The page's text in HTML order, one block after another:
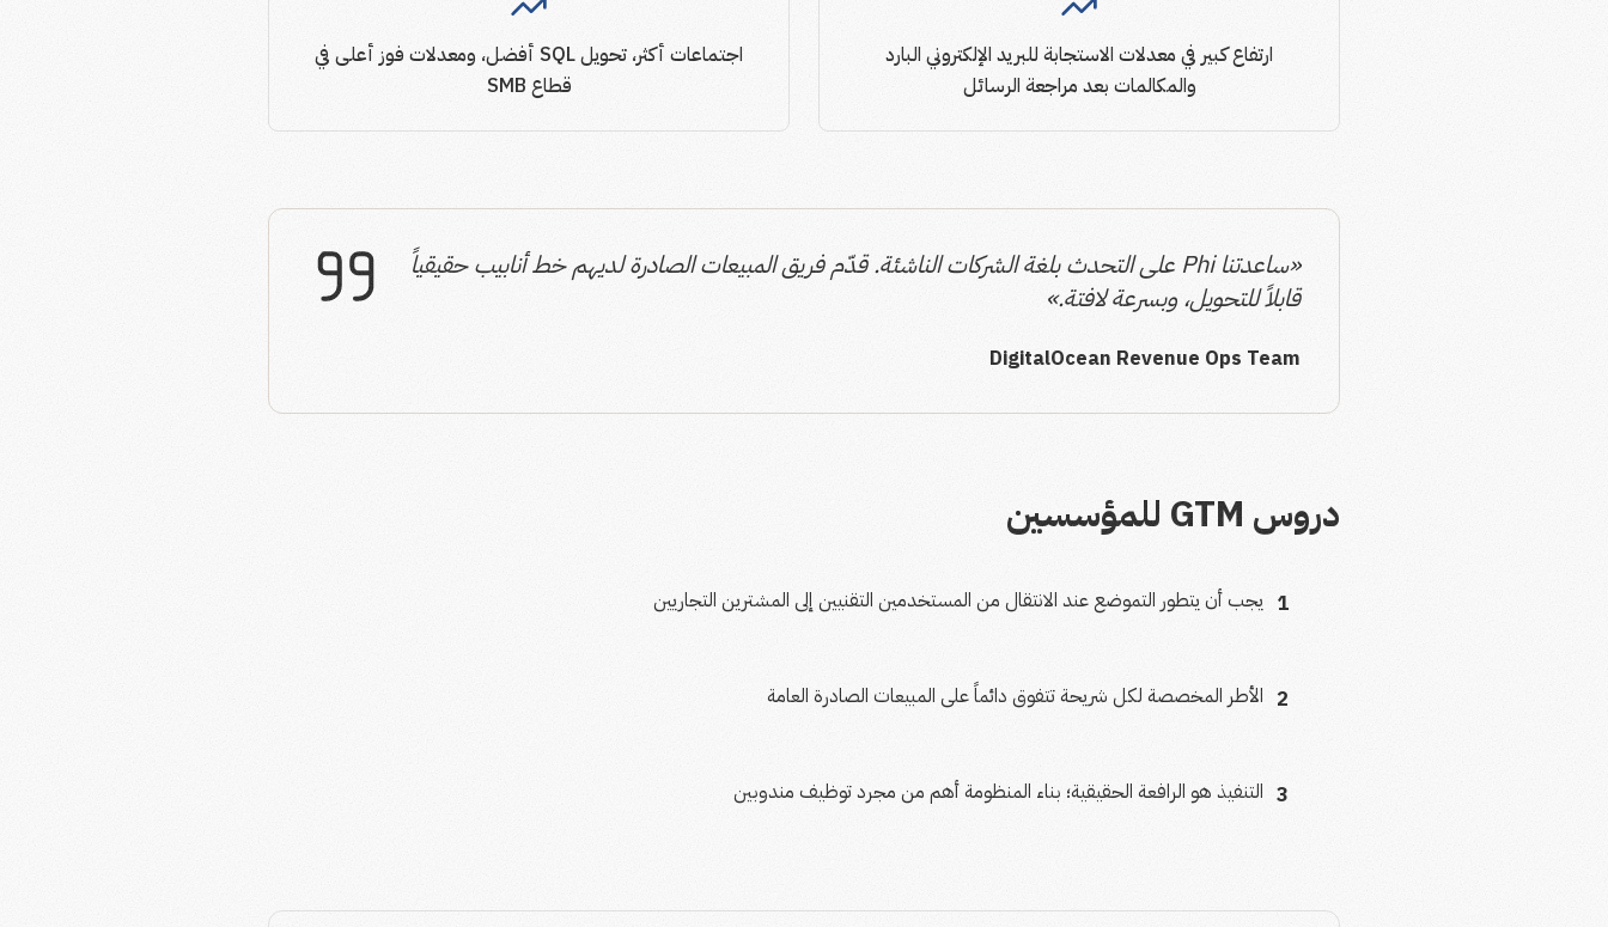
ارتفاع كبير في معدلات الاستجابة للبريد الإلكتروني البارد
والمكالمات بعد مراجعة الرسائل
اجتماعات أكثر، تحويل SQL أفضل، ومعدلات فوز أعلى في
قطاع SMB
«ساعدتنا Phi على التحدث بلغة الشركات الناشئة. قدّم فريق المبيعات الصادرة لديهم خط أنابيب حقيقياً
قابلاً للتحويل، وبسرعة لافتة.»
DigitalOcean Revenue Ops Team
دروس GTM للمؤسسين
1 يجب أن يتطور التموضع عند الانتقال من المستخدمين التقنيين إلى المشترين التجاريين
2 الأطر المخصصة لكل شريحة تتفوق دائماً على المبيعات الصادرة العامة
3 التنفيذ هو الرافعة الحقيقية؛ بناء المنظومة أهم من مجرد توظيف مندوبين